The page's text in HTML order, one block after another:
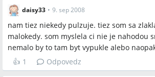
daisy33 • 9. sep 2008
nam tiez niekedy pulzuje. tiez som sa
malokedy. som myslela ci nie je nahodou
nemalo by to tam byt vypukle alebo
👍 1 Odpovedz